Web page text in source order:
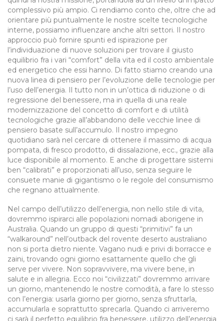
complessivo più ampio. Ci rendiamo conto che, oltre che ad
orientare più puntualmente le nostre scelte tecnologiche
interne, possiamo influenzare anche altri settori. Il nostro
approccio può fornire spunti ed ispirazione per
l’individuazione di nuove soluzioni per trovare il giusto
equilibrio fra i vari “comfort” della vita ed il costo ambientale
ed energetico che essi hanno. Di fatto stiamo creando una
nuova linea di pensiero per l’evoluzione delle tecnologie per
l’uso dell’energia. Il tutto non in un’ottica di riduzione o di
regressione del benessere, ma in quella di una reale
modernizzazione del concetto di comfort e di utilità
tecnologiche grazie all’abbandono delle vecchie linee di
pensiero basate sull’accumulo. Il nostro impegno
quotidiano sarà nel cercare di ottenere il massimo di acqua
pompata, di fresco prodotto, di dissalazione, ecc., grazie alla
luce disponibile al momento. E anche di progettare sistemi
ben “calibrati” e proporzionati all’uso, senza seguire le
consuete manie di gigantismo o le regole del consumismo
che regnano attualmente.
Nel campo dell’utilizzo dell’energia, non nello stile di vita,
dovremmo ispirarci alle popolazioni nomadi aborigene in
Australia. Quando un gruppo di questi “primitivi” fa un
“walkaround” nell’outback del rovente deserto australiano
non si porta dietro niente. Vagano nudi e privi di borracce e
zaini, trovando ogni giorno esattamente quello che gli
serve per vivere. Non sopravvivere, ma vivere bene, in
salute e in allegria. Ecco noi “civilizzati” dovremmo arrivare
un giorno, mantenendo le nostre comodità, a fare lo stesso
con l’energia: usarla giorno per giorno, senza sfruttarla,
accumularla e soprattutto sprecarla. Quando ci arriveremo
ci sarà il perfetto equilibrio fra benessere, utilizzo dell’energia